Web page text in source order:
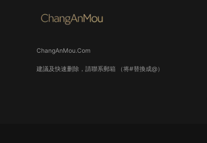
ChangAnMou.Com
建議及快速删除，請聯系郵箱 （将#替換成@）